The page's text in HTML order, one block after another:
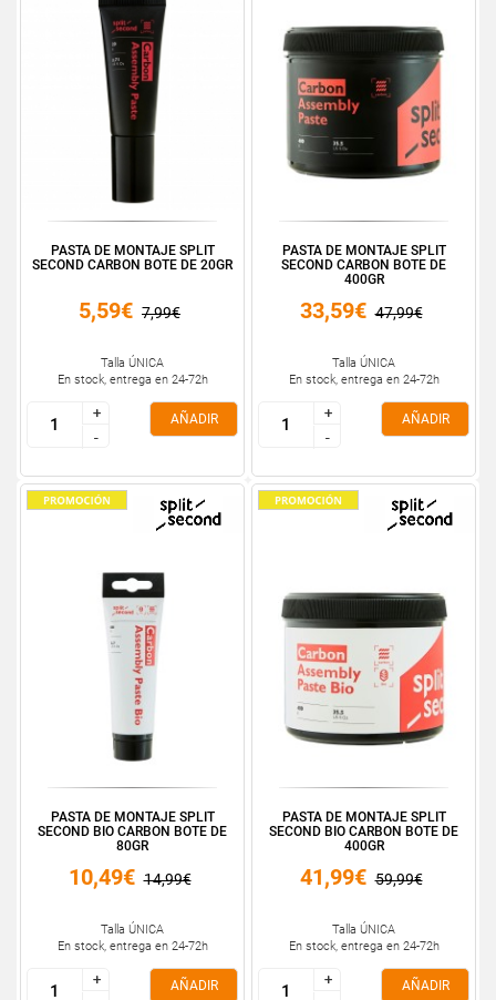
PASTA DE MONTAJE SPLIT
SECOND CARBON BOTE DE 20GR
5,59€ 7,99€
Talla ÚNICA
En stock, entrega en 24-72h
+
-
+
-
AÑADIR
PASTA DE MONTAJE SPLIT
SECOND CARBON BOTE DE
400GR
33,59€ 47,99€
Talla ÚNICA
En stock, entrega en 24-72h
+
-
+
-
AÑADIR
PASTA DE MONTAJE SPLIT
SECOND BIO CARBON BOTE DE
80GR
10,49€ 14,99€
Talla ÚNICA
En stock, entrega en 24-72h
+
+
AÑADIR
PASTA DE MONTAJE SPLIT
SECOND BIO CARBON BOTE DE
400GR
41,99€ 59,99€
Talla ÚNICA
En stock, entrega en 24-72h
+
+
AÑADIR